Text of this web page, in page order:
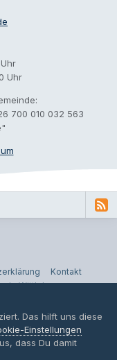
Uhr
700 010 032 563
Kontakt
Wittlohe
Das hilft uns diese
Einstellungen
dass Du damit